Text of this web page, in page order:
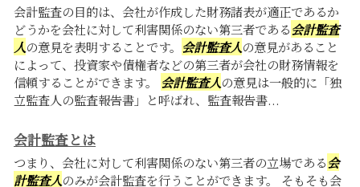
会計監査の目的は、会社が作成した財務諸表が適正であるか
どうかを会社に対して利害関係のない第三者である会計監査
人の意見を表明することです。 会計監査人の意見があること
によって、投資家や債権者などの第三者が会社の財務情報を
信頼することができます。 会計監査人の意見は一般的に「独
立監査人の監査報告書」と呼ばれ、監査報告書...
会計監査とは
つまり、会社に対して利害関係のない第三者の立場である会
計監査人のみが会計監査を行うことができます。 そもそも会